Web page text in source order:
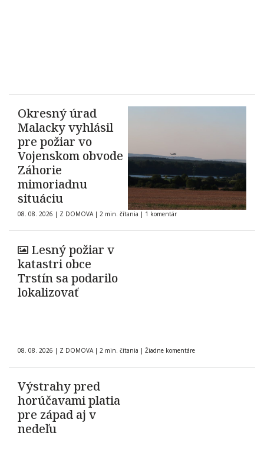
Okresný úrad
Malacky vyhlásil
pre požiar vo
Vojenskom obvode
Záhorie
mimoriadnu
situáciu
08. 08. 2026 | Z DOMOVA | 2 min. čítania | 1 komentár
Lesný požiar v
katastri obce
Trstín sa podarilo
lokalizovať
08. 08. 2026 | Z DOMOVA | 2 min. čítania | Žiadne komentáre
Výstrahy pred
horúčavami platia
pre západ aj v
nedeľu